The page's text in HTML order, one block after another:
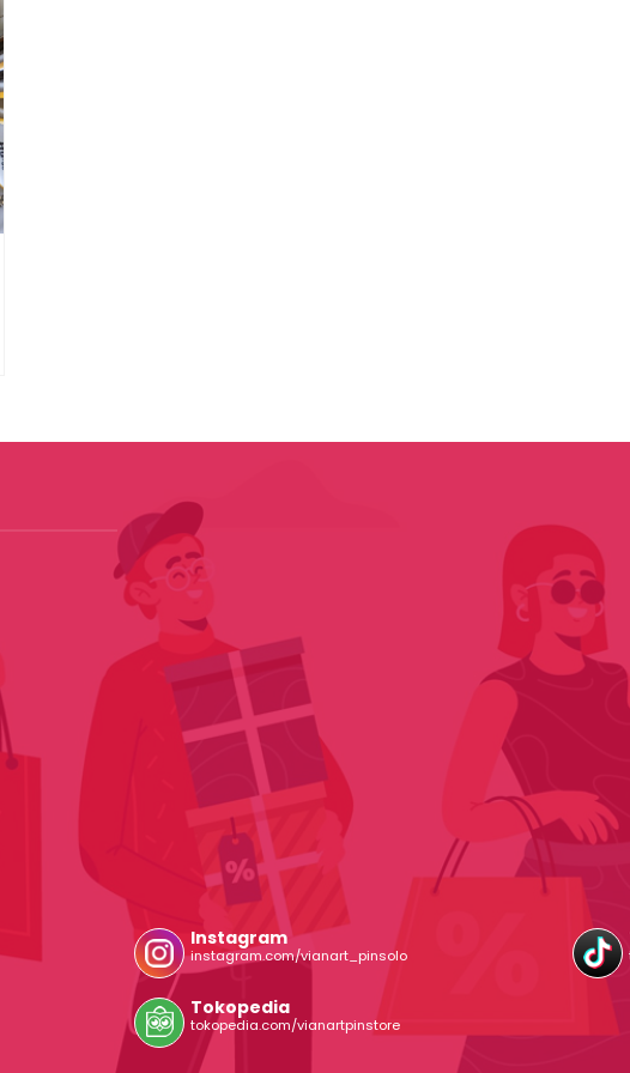
Instagram
instagram.com/vianart_pinsolo
Tokopedia
tokopedia.com/vianartpinstore